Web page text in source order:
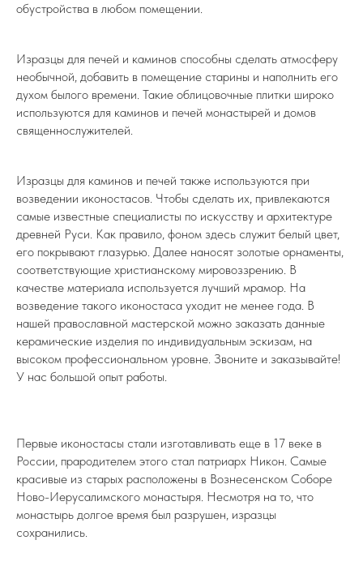
обустройства в любом помещении.
Изразцы для печей и каминов способны сделать атмосферу
необычной, добавить в помещение старины и наполнить его
духом былого времени. Такие облицовочные плитки широко
используются для каминов и печей монастырей и домов
священнослужителей.
Изразцы для каминов и печей также используются при
возведении иконостасов. Чтобы сделать их, привлекаются
самые известные специалисты по искусству и архитектуре
древней Руси. Как правило, фоном здесь служит белый цвет,
его покрывают глазурью. Далее наносят золотые орнаменты,
соответствующие христианскому мировоззрению. В
качестве материала используется лучший мрамор. На
возведение такого иконостаса уходит не менее года. В
нашей православной мастерской можно заказать данные
керамические изделия по индивидуальным эскизам, на
высоком профессиональном уровне. Звоните и заказывайте!
У нас большой опыт работы.
Первые иконостасы стали изготавливать еще в 17 веке в
России, прародителем этого стал патриарх Никон. Самые
красивые из старых расположены в Вознесенском Соборе
Ново-Иерусалимского монастыря. Несмотря на то, что
монастырь долгое время был разрушен, изразцы
сохранились.